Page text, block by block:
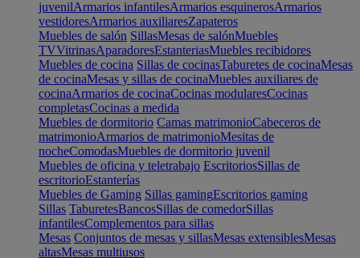
juvenilArmarios infantilesArmarios esquinerosArmarios
vestidoresArmarios auxiliaresZapateros
Muebles de salón SillasMesas de salónMuebles
TVVitrinasAparadoresEstanteriasMuebles recibidores
Muebles de cocina Sillas de cocinasTaburetes de cocinaMesas
de cocinaMesas y sillas de cocinaMuebles auxiliares de
cocinaArmarios de cocinaCocinas modularesCocinas
completasCocinas a medida
Muebles de dormitorio Camas matrimonioCabeceros de
matrimonioArmarios de matrimonioMesitas de
nocheComodasMuebles de dormitorio juvenil
Muebles de oficina y teletrabajo EscritoriosSillas de
escritorioEstanterías
Muebles de Gaming Sillas gamingEscritorios gaming
Sillas TaburetesBancosSillas de comedorSillas
infantilesComplementos para sillas
Mesas Conjuntos de mesas y sillasMesas extensiblesMesas
altasMesas multiusos